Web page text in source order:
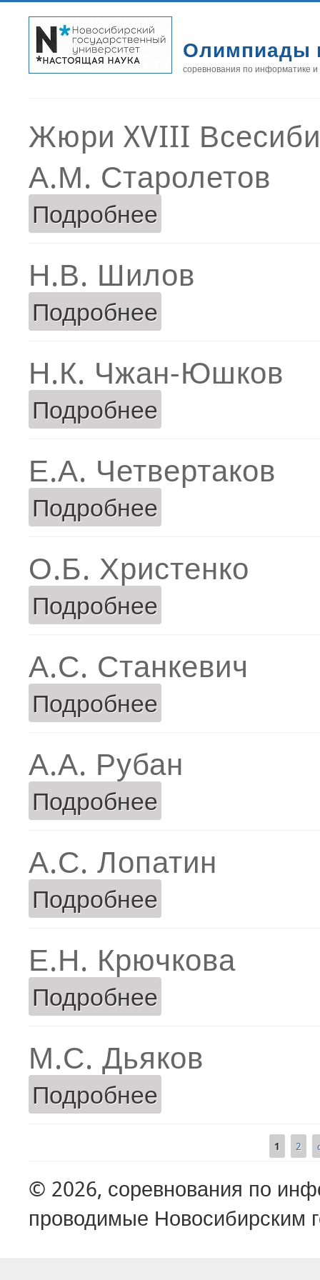
Олимпиады
соревнования по информатике
Жюри XVIII
А.М. Старолетов
Подробнее
Н.В. Шилов
Подробнее
Н.К. Чжан-Юшков
Подробнее
Е.А. Четвертаков
Подробнее
О.Б. Христенко
Подробнее
А.С. Станкевич
Подробнее
А.А. Рубан
Подробнее
А.С. Лопатин
Подробнее
Е.Н. Крючкова
Подробнее
М.С. Дьяков
Подробнее
1 2
© 2026, соревнования по
проводимые Новосибирским